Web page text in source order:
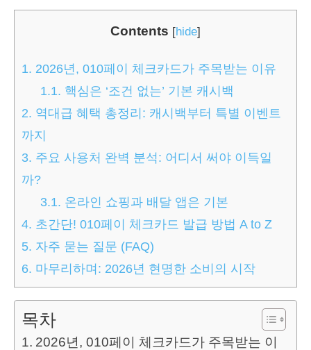
Contents [hide]
1. 2026년, 010페이 체크카드가 주목받는 이유
1.1. 핵심은 ‘조건 없는’ 기본 캐시백
2. 역대급 혜택 총정리: 캐시백부터 특별 이벤트
까지
3. 주요 사용처 완벽 분석: 어디서 써야 이득일
까?
3.1. 온라인 쇼핑과 배달 앱은 기본
4. 초간단! 010페이 체크카드 발급 방법 A to Z
5. 자주 묻는 질문 (FAQ)
6. 마무리하며: 2026년 현명한 소비의 시작
목차
2026년, 010페이 체크카드가 주목받는 이